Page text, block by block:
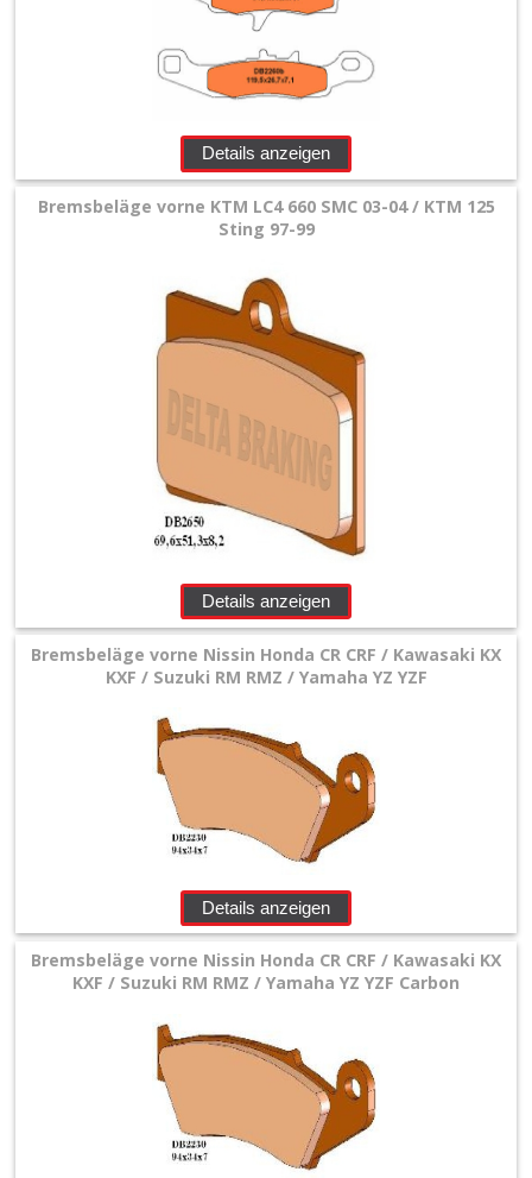
Details anzeigen
Bremsbeläge vorne KTM LC4 660 SMC 03-04 / KTM 125
Sting 97-99
Details anzeigen
Bremsbeläge vorne Nissin Honda CR CRF / Kawasaki KX
KXF / Suzuki RM RMZ / Yamaha YZ YZF
Details anzeigen
Bremsbeläge vorne Nissin Honda CR CRF / Kawasaki KX
KXF / Suzuki RM RMZ / Yamaha YZ YZF Carbon